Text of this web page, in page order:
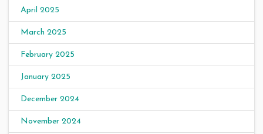
April 2025
March 2025
February 2025
January 2025
December 2024
November 2024